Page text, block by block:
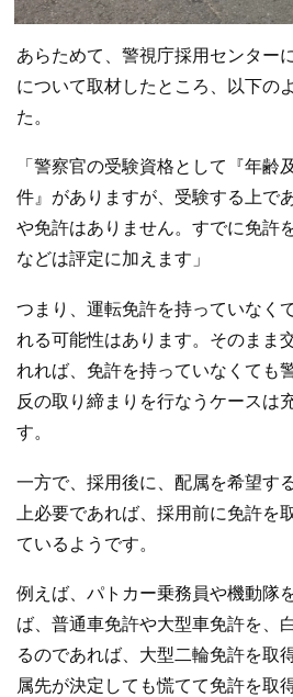
あらためて、警視庁採用センター
について取材したところ、以下の
た。
「警察官の受験資格として『年齢
件』がありますが、受験する上で
や免許はありません。すでに免許
などは評定に加えます」
つまり、運転免許を持っていなく
れる可能性はあります。そのまま
れれば、免許を持っていなくても
反の取り締まりを行なうケースは
す。
一方で、採用後に、配属を希望す
上必要であれば、採用前に免許を
ているようです。
例えば、パトカー乗務員や機動隊
ば、普通車免許や大型車免許を、
るのであれば、大型二輪免許を取
属先が決定しても慌てて免許を取